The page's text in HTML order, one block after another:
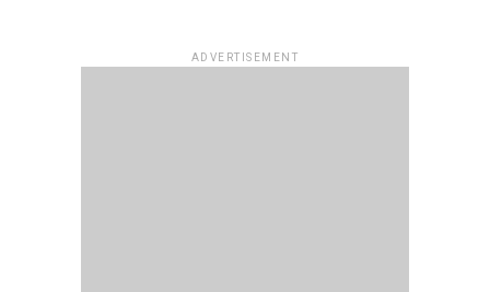
ADVERTISEMENT